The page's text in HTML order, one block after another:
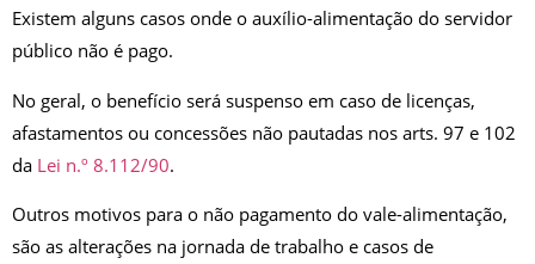
Existem alguns casos onde o auxílio-alimentação do servidor
público não é pago.
No geral, o benefício será suspenso em caso de licenças,
afastamentos ou concessões não pautadas nos arts. 97 e 102
da Lei n.º 8.112/90.
Outros motivos para o não pagamento do vale-alimentação,
são as alterações na jornada de trabalho e casos de